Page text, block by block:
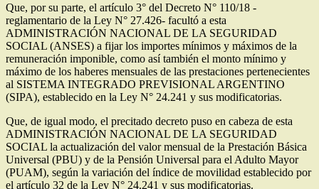
Que, por su parte, el artículo 3° del Decreto N° 110/18 -
reglamentario de la Ley N° 27.426- facultó a esta
ADMINISTRACIÓN NACIONAL DE LA SEGURIDAD
SOCIAL (ANSES) a fijar los importes mínimos y máximos de la
remuneración imponible, como así también el monto mínimo y
máximo de los haberes mensuales de las prestaciones pertenecientes
al SISTEMA INTEGRADO PREVISIONAL ARGENTINO
(SIPA), establecido en la Ley N° 24.241 y sus modificatorias.
Que, de igual modo, el precitado decreto puso en cabeza de esta
ADMINISTRACIÓN NACIONAL DE LA SEGURIDAD
SOCIAL la actualización del valor mensual de la Prestación Básica
Universal (PBU) y de la Pensión Universal para el Adulto Mayor
(PUAM), según la variación del índice de movilidad establecido por
el artículo 32 de la Ley N° 24.241 y sus modificatorias.